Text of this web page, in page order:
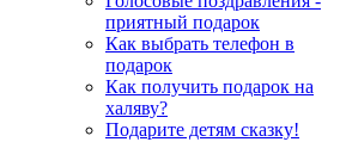
приятный подарок
Как выбрать телефон в
подарок
Как получить подарок на
халяву?
Подарите детям сказку!